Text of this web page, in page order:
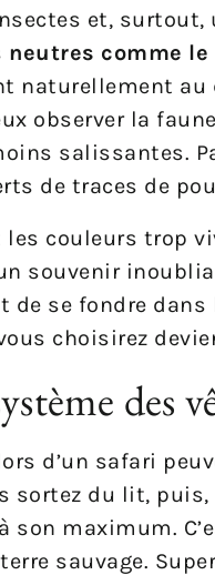
et, surtout,
neutres comme
naturellement
observer la
salissantes.
de traces de
les couleurs trop
souvenir
de se fondre
choisirez
des
d’un safari
sortez du lit,
son maximum.
sauvage.